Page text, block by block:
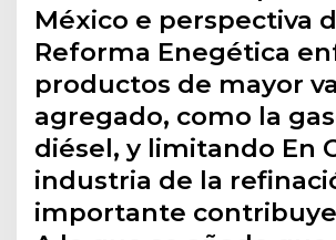
México e perspectiva
Reforma Enegética
productos de mayor
agregado, como la
diésel, y limitando En
industria de la
importante